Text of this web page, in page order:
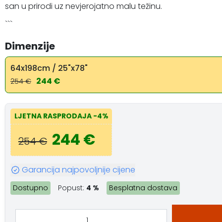
san u prirodi uz nevjerojatno malu težinu.
```
Dimenzije
64x198cm / 25"x78"
254 € 244 €
LJETNA RASPRODAJA -4%
254 € 244 €
Garancija najpovoljnije cijene
Dostupno Popust: 4 % Besplatna dostava